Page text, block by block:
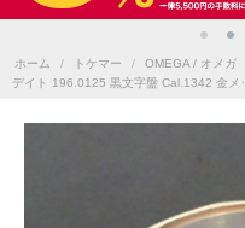
ホーム / トケマー / OMEGA / オメガ
デイト 196.0125 黒文字盤 Cal.1342 金メ